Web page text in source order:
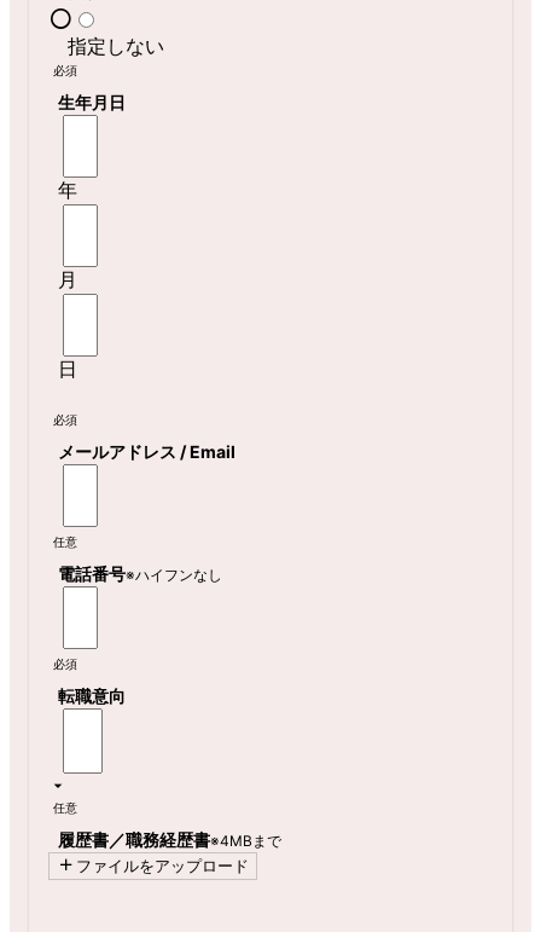
指定しない
必須
生年月日
年
月
日
必須
メールアドレス / Email
任意
電話番号※ハイフンなし
必須
転職意向
任意
履歴書／職務経歴書※4MBまで
ファイルをアップロード